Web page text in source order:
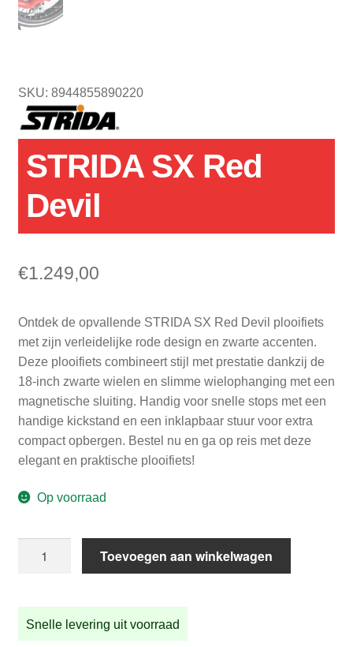
SKU: 8944855890220
STRIDA SX Red
Devil
€1.249,00
Ontdek de opvallende STRIDA SX Red Devil plooifiets
met zijn verleidelijke rode design en zwarte accenten.
Deze plooifiets combineert stijl met prestatie dankzij de
18-inch zwarte wielen en slimme wielophanging met een
magnetische sluiting. Handig voor snelle stops met een
handige kickstand en een inklapbaar stuur voor extra
compact opbergen. Bestel nu en ga op reis met deze
elegant en praktische plooifiets!
Op voorraad
Devil
aantal
Toevoegen aan winkelwagen
Snelle levering uit voorraad